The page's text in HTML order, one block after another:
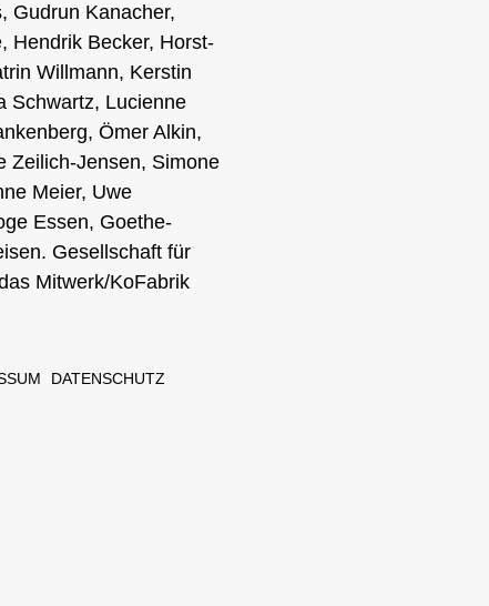
Gudrun Kanacher,
Hendrik Becker, Horst-
Willmann, Kerstin
Schwartz, Lucienne
Ömer Alkin,
Zeilich-Jensen, Simone
Meier, Uwe
Essen, Goethe-
Gesellschaft für
Mitwerk/KoFabrik
DATENSCHUTZ